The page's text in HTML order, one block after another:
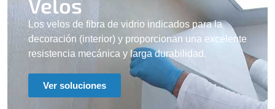
Velos
Los velos de fibra de vidrio indicados para la
decoración (interior) y proporcionan una excelente
resistencia mecánica y larga durabilidad.
Ver soluciones